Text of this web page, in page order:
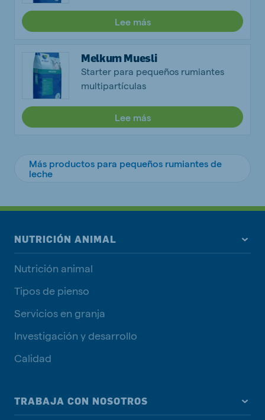
Lee más
Melkum Muesli
Starter para pequeños rumiantes
multipartículas
Lee más
Más productos para pequeños rumiantes de
leche
NUTRICIÓN ANIMAL
Nutrición animal
Tipos de pienso
Servicios en granja
Investigación y desarrollo
Calidad
TRABAJA CON NOSOTROS